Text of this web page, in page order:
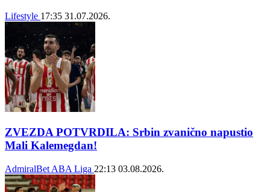
Lifestyle 17:35 31.07.2026.
ZVEZDA POTVRDILA: Srbin zvanično napustio
Mali Kalemegdan!
AdmiralBet ABA Liga 22:13 03.08.2026.